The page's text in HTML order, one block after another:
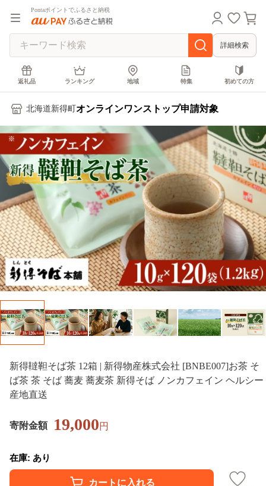
Pontaポイントでふるさと納税
詳細検索
返礼品 ランキング 地域 特集 初めての方
北海道新得町 オンラインワンストップ申請対象
新得韃靼そば茶 12箱 | 新得物産株式会社 [BNBE007]お茶 そ
ば茶 茶 そば 蕎麦 蕎麦茶 新得そば ノンカフェイン ヘルシー
産地直送
寄附金額 19,000円
在庫: あり